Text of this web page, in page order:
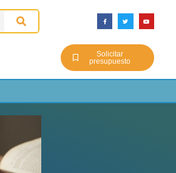
Solicitar
presupuesto